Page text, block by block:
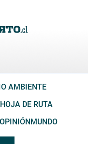
AMBIENTE
HOJA DE RUTA
OPINIÓNMUNDO